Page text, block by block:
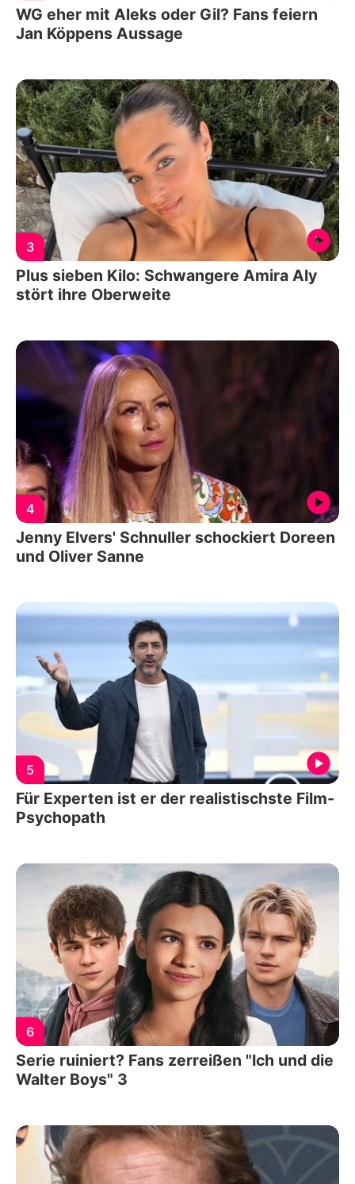
WG eher mit Aleks oder Gil? Fans feiern
Jan Köppens Aussage
3
Plus sieben Kilo: Schwangere Amira Aly
stört ihre Oberweite
4
Jenny Elvers' Schnuller schockiert Doreen
und Oliver Sanne
5
Für Experten ist er der realistischste Film-
Psychopath
6
Serie ruiniert? Fans zerreißen "Ich und die
Walter Boys" 3